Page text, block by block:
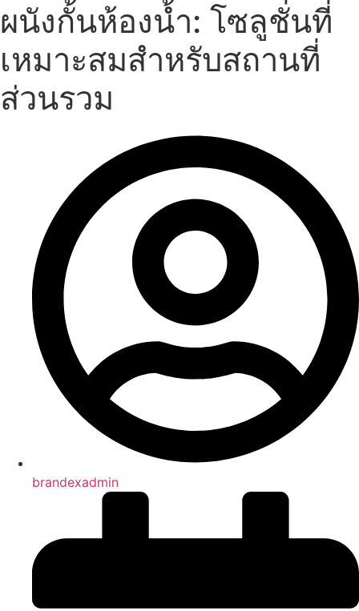
ผนังกั้นห้องน้ำ: โซลูชั่นที่
เหมาะสมสำหรับสถานที่
ส่วนรวม
brandexadmin